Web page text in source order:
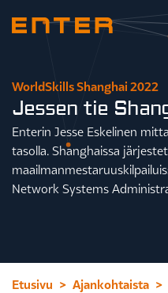
WorldSkills Shanghai 2022
Jessen tie
Enterin Jesse Eskelinen
tasolla. Shanghaissa
Network Systems
Etusivu Ajankohtaista